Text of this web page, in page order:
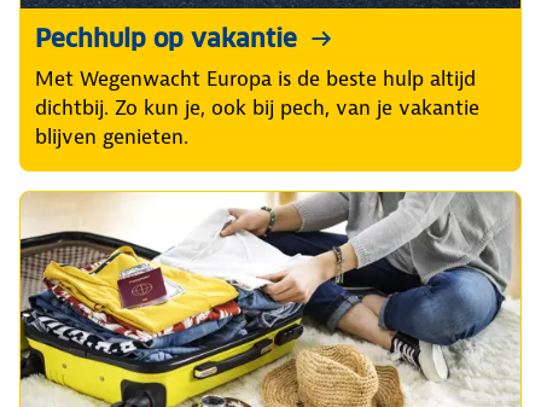
Pechhulp op vakantie
Met Wegenwacht Europa is de beste hulp altijd
dichtbij. Zo kun je, ook bij pech, van je vakantie
blijven genieten.